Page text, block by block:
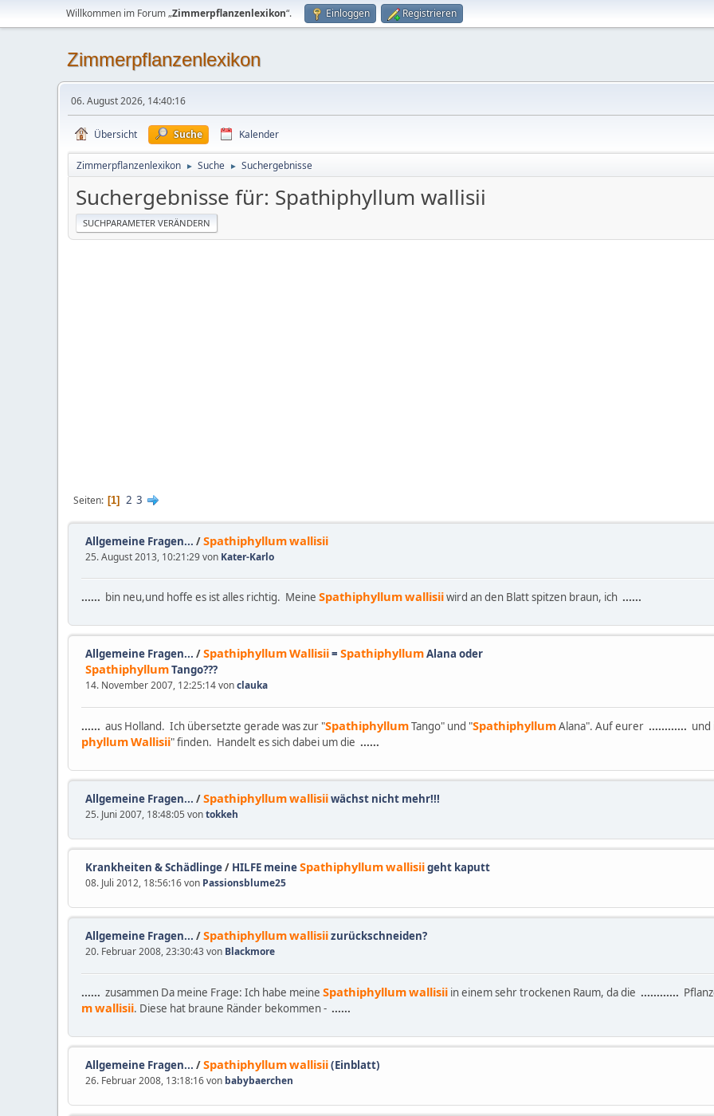
Willkommen im Forum „Zimmerpflanzenlexikon“. Einloggen Registrieren
Zimmerpflanzenlexikon
06. August 2026, 14:40:16
Übersicht Suche Kalender
Zimmerpflanzenlexikon ► Suche ► Suchergebnisse
Suchergebnisse für: Spathiphyllum wallisii
SUCHPARAMETER VERÄNDERN
Seiten 1 2 3
Allgemeine Fragen... /Spathiphyllumwallisii
25. August 2013, 10:21:29 von Kater-Karlo
...... bin neu,und hoffe es ist alles richtig. Meine Spathiphyllumwallisiiwird an den Blatt spitzen braun, ich ......
Allgemeine Fragen... /SpathiphyllumWallisii= SpathiphyllumAlana oder
SpathiphyllumTango???
14. November 2007, 12:25:14 vonclauka
...... aus Holland. Ich übersetzte gerade was zur "SpathiphyllumTango" und "SpathiphyllumAlana". Auf eurer ............ und
phyllumWallisii" finden. Handelt es sich dabei um die ......
Allgemeine Fragen... /Spathiphyllumwallisiiwächst nicht mehr!!!
25. Juni 2007, 18:48:05 vontokkeh
Krankheiten & Schädlinge/ HILFE meineSpathiphyllumwallisiigeht kaputt
08. Juli 2012, 18:56:16 von Passionsblume25
Allgemeine Fragen... /Spathiphyllumwallisiizurückschneiden?
20. Februar 2008, 23:30:43 von Blackmore
...... zusammen Da meine Frage: Ich habe meine Spathiphyllumwallisii in einem sehr trockenen Raum, da die ............
mwallisii. Diese hat braune Ränder bekommen - ......
Allgemeine Fragen... /Spathiphyllumwallisii(Einblatt)
26. Februar 2008, 13:18:16 von babybaerchen